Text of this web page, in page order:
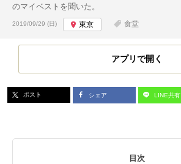
のマイベストを聞いた。
投稿日:
2019/09/29 (日) 東京 食堂
アプリで開く
ポスト シェア LINE共有
目次